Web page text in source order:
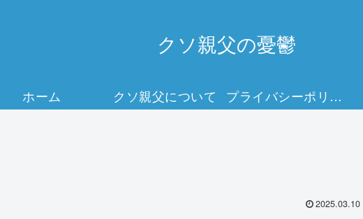
クソ親父の憂鬱
ホーム クソ親父について プライバシーポリシー
2025.03.10